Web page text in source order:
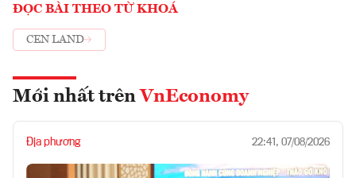
ĐỌC BÀI THEO TỪ KHOÁ
CEN LAND
Mới nhất trên VnEconomy
Địa phương 22:41, 07/08/2026